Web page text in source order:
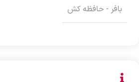
بافر - حافظه کش